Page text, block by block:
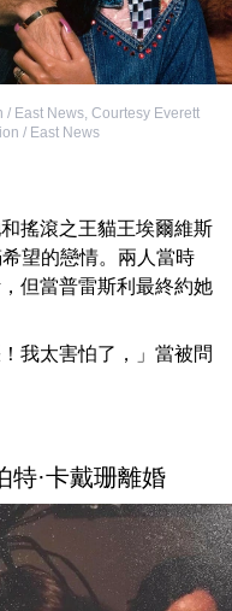
/ East News Courtesy Everett
/ East News
搖滾之王貓王埃爾維斯
望的戀情。兩人當時
但當普雷斯利最終約她
我太害怕了，」當被問
特·卡戴珊離婚